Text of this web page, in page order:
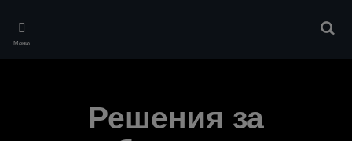
main
Меню
Решения за